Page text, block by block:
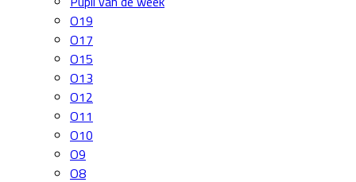
O19
O17
O15
O13
O12
O11
O10
O9
O8